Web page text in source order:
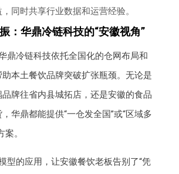
同时共享行业数据和运营经验。
：华鼎冷链科技的“安徽视角”
鼎冷链科技依托全国化的仓网布局和
本土餐饮品牌突破扩张瓶颈。无论是
牌往省内县城拓店，还是安徽的食品
华鼎都能提供“一仓发全国”或“区域多
。
型的应用，让安徽餐饮老板告别了“凭